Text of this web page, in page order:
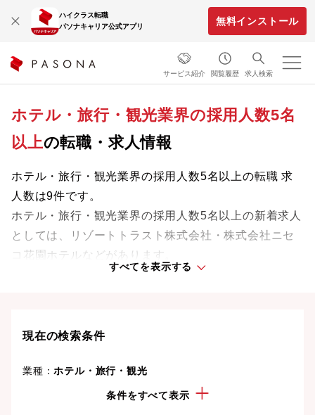
ハイクラス転職
パソナキャリア公式アプリ
無料インストール
サービス紹介 閲覧履歴 求人検索
ホテル・旅行・観光業界の採用人数5名
以上の転職・求人情報
ホテル・旅行・観光業界の採用人数5名以上の転職 求
人数は9件です。
ホテル・旅行・観光業界の採用人数5名以上の新着求人
としては、リゾートトラスト株式会社・株式会社ニセ
コ花園ホテルなどがあります。
業界をリードする企業や革新的なプロジェクトに携わ
すべてを表示する
現在の検索条件
業種：ホテル・旅行・観光
採用人数5名以上
条件をすべて表示